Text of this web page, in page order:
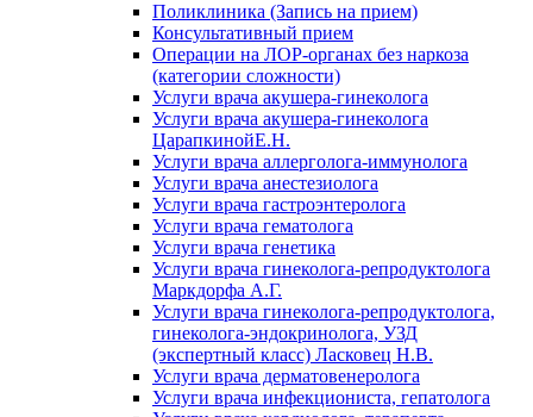
Поликлиника (Запись на прием)
Консультативный прием
Операции на ЛОР-органах без наркоза
(категории сложности)
Услуги врача акушера-гинеколога
Услуги врача акушера-гинеколога
ЦарапкинойЕ.Н.
Услуги врача аллерголога-иммунолога
Услуги врача анестезиолога
Услуги врача гастроэнтеролога
Услуги врача гематолога
Услуги врача генетика
Услуги врача гинеколога-репродуктолога
Маркдорфа А.Г.
Услуги врача гинеколога-репродуктолога,
гинеколога-эндокринолога, УЗД
(экспертный класс) Ласковец Н.В.
Услуги врача дерматовенеролога
Услуги врача инфекциониста, гепатолога